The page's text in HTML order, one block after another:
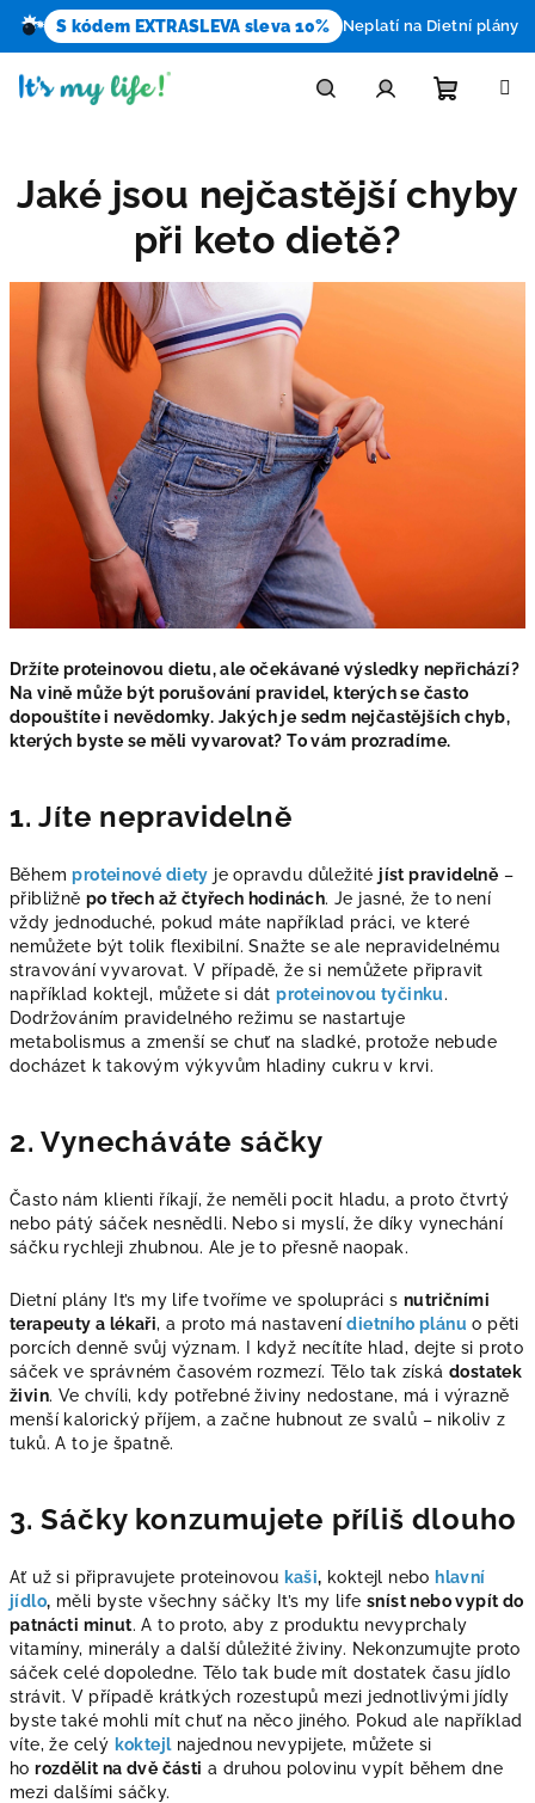
S kódem EXTRASLEVA sleva 10% Neplatí na Dietní plány
košík
Jaké jsou nejčastější chyby
při keto dietě?
Držíte proteinovou dietu, ale očekávané výsledky nepřichází?
Na vině může být porušování pravidel, kterých se často
dopouštíte i nevědomky. Jakých je sedm nejčastějších chyb,
kterých byste se měli vyvarovat? To vám prozradíme.
1. Jíte nepravidelně
Během proteinové diety je opravdu důležité jíst pravidelně –
přibližně po třech až čtyřech hodinách. Je jasné, že to není
vždy jednoduché, pokud máte například práci, ve které
nemůžete být tolik flexibilní. Snažte se ale nepravidelnému
stravování vyvarovat. V případě, že si nemůžete připravit
například koktejl, můžete si dát proteinovou tyčinku.
Dodržováním pravidelného režimu se nastartuje
metabolismus a zmenší se chuť na sladké, protože nebude
docházet k takovým výkyvům hladiny cukru v krvi.
2. Vynecháváte sáčky
Často nám klienti říkají, že neměli pocit hladu, a proto čtvrtý
nebo pátý sáček nesnědli. Nebo si myslí, že díky vynechání
sáčku rychleji zhubnou. Ale je to přesně naopak.
Dietní plány It’s my life tvoříme ve spolupráci s nutričními
terapeuty a lékaři, a proto má nastavení dietního plánu o pěti
porcích denně svůj význam. I když necítíte hlad, dejte si proto
sáček ve správném časovém rozmezí. Tělo tak získá dostatek
živin. Ve chvíli, kdy potřebné živiny nedostane, má i výrazně
menší kalorický příjem, a začne hubnout ze svalů – nikoliv z
tuků. A to je špatně.
3. Sáčky konzumujete příliš dlouho
Ať už si připravujete proteinovou kaši, koktejl nebo hlavní
jídlo, měli byste všechny sáčky It’s my life sníst nebo vypít do
patnácti minut. A to proto, aby z produktu nevyprchaly
vitamíny, minerály a další důležité živiny. Nekonzumujte proto
sáček celé dopoledne. Tělo tak bude mít dostatek času jídlo
strávit. V případě krátkých rozestupů mezi jednotlivými jídly
byste také mohli mít chuť na něco jiného. Pokud ale například
víte, že celý koktejl najednou nevypijete, můžete si
ho rozdělit na dvě části a druhou polovinu vypít během dne
mezi dalšími sáčky.